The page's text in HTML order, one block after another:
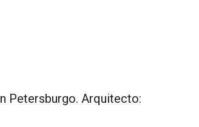
Petersburgo. Arquitecto: